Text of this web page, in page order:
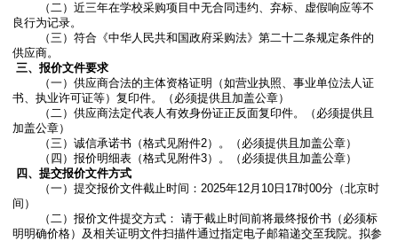
（二）近三年在学校采购项目中无合同违约、弃标、虚假响应等不
良行为记录。
（三）符合《中华人民共和国政府采购法》第二十二条规定条件的
供应商。
三、报价文件要求
（一）供应商合法的主体资格证明（如营业执照、事业单位法人证
书、执业许可证等）复印件。（必须提供且加盖公章）
（二）供应商法定代表人有效身份证正反面复印件。（必须提供且
加盖公章）
（三）诚信承诺书（格式见附件2）。（必须提供且加盖公章）
（四）报价明细表（格式见附件3）。（必须提供且加盖公章）
四、提交报价文件方式
（一）提交报价文件截止时间：2025年12月10日17时00分（北京时
间）
（二）报价文件提交方式： 请于截止时间前将最终报价书（必须标
明明确价格）及相关证明文件扫描件通过指定电子邮箱递交至我院。拟参